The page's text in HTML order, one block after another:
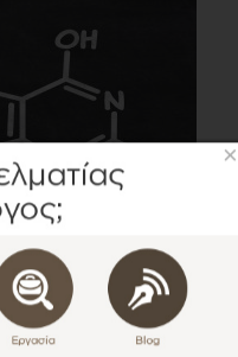
αρθρίτιδας
×